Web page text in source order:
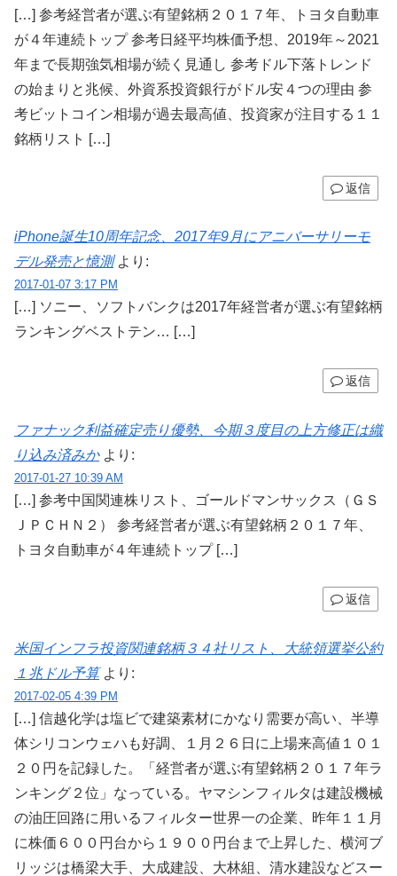
[…] 参考経営者が選ぶ有望銘柄２０１７年、トヨタ自動車
が４年連続トップ 参考日経平均株価予想、2019年～2021
年まで長期強気相場が続く見通し 参考ドル下落トレンド
の始まりと兆候、外資系投資銀行がドル安４つの理由 参
考ビットコイン相場が過去最高値、投資家が注目する１１
銘柄リスト […]
返信
iPhone誕生10周年記念、2017年9月にアニバーサリーモ
デル発売と憶測 より:
2017-01-07 3:17 PM
[…] ソニー、ソフトバンクは2017年経営者が選ぶ有望銘柄
ランキングベストテン… […]
返信
ファナック利益確定売り優勢、今期３度目の上方修正は織
り込み済みか より:
2017-01-27 10:39 AM
[…] 参考中国関連株リスト、ゴールドマンサックス（ＧＳ
ＪＰＣＨＮ２） 参考経営者が選ぶ有望銘柄２０１７年、
トヨタ自動車が４年連続トップ […]
返信
米国インフラ投資関連銘柄３４社リスト、大統領選挙公約
１兆ドル予算 より:
2017-02-05 4:39 PM
[…] 信越化学は塩ビで建築素材にかなり需要が高い、半導
体シリコンウェハも好調、１月２６日に上場来高値１０１
２０円を記録した。「経営者が選ぶ有望銘柄２０１７年ラ
ンキング２位」なっている。ヤマシンフィルタは建設機械
の油圧回路に用いるフィルター世界一の企業、昨年１１月
に株価６００円台から１９００円台まで上昇した、横河ブ
リッジは橋梁大手、大成建設、大林組、清水建設などスー